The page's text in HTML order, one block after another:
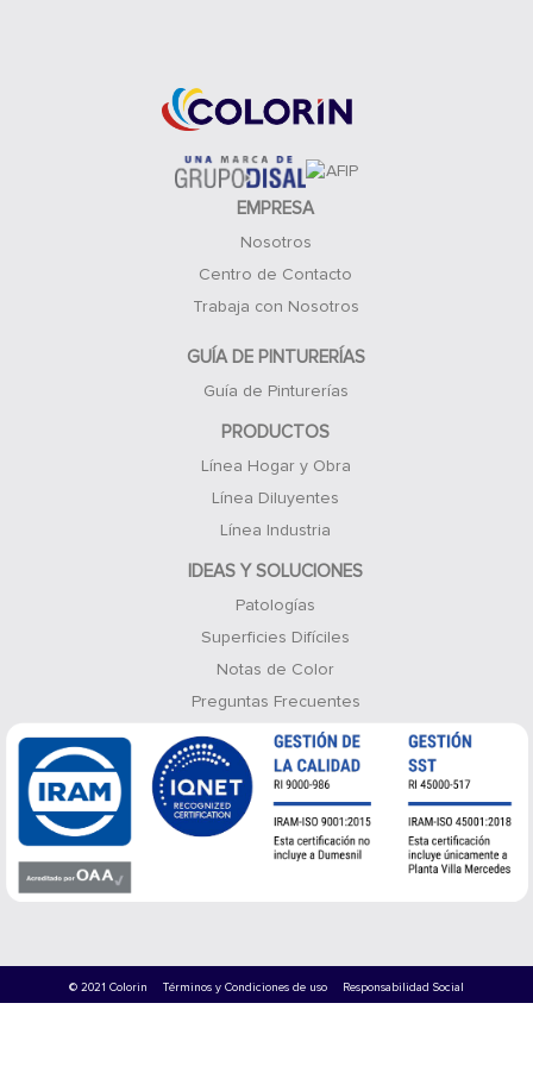
EMPRESA
Nosotros
Centro de Contacto
Trabaja con Nosotros
GUÍA DE PINTURERÍAS
Guía de Pinturerías
PRODUCTOS
Línea Hogar y Obra
Línea Diluyentes
Línea Industria
IDEAS Y SOLUCIONES
Patologías
Superficies Difíciles
Notas de Color
Preguntas Frecuentes
© 2021 Colorin Términos y Condiciones de uso Responsabilidad Social